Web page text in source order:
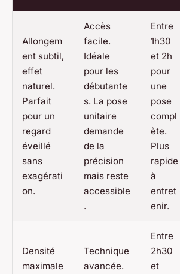
Allongem
ent subtil,
effet
naturel.
Parfait
pour un
regard
éveillé
sans
exagérati
on.
Accès
facile.
Idéale
pour les
débutante
s. La pose
unitaire
demande
de la
précision
mais reste
accessible
.
Entre
1h30
et 2h
pour
une
pose
compl
ète.
Plus
rapide
à
entret
enir.
Densité
maximale
Technique
avancée.
Entre
2h30
et